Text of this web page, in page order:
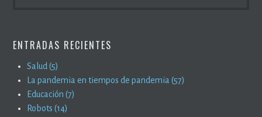
ENTRADAS RECIENTES
Salud (5)
La pandemia en tiempos de pandemia (57)
Educación (7)
Robots (14)